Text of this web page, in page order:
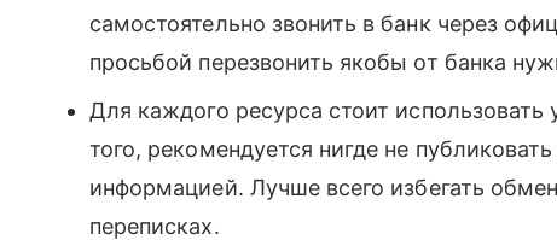
самостоятельно звонить в банк через
просьбой перезвонить якобы от банка
Для каждого ресурса стоит
того, рекомендуется нигде не
информацией. Лучше всего избегать
переписках.